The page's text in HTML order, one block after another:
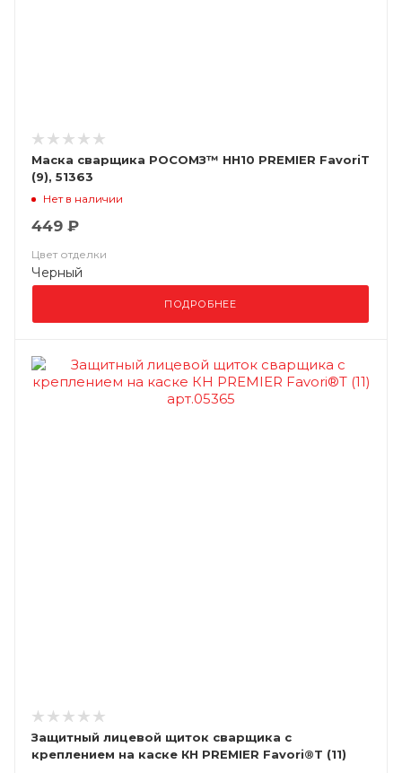
Маска сварщика РОСОМЗ™ НН10 PREMIER FavoriT
(9), 51363
Нет в наличии
449 ₽
Цвет отделки
Черный
ПОДРОБНЕЕ
Защитный лицевой щиток сварщика с
креплением на каске КН PREMIER Favori®T (11)